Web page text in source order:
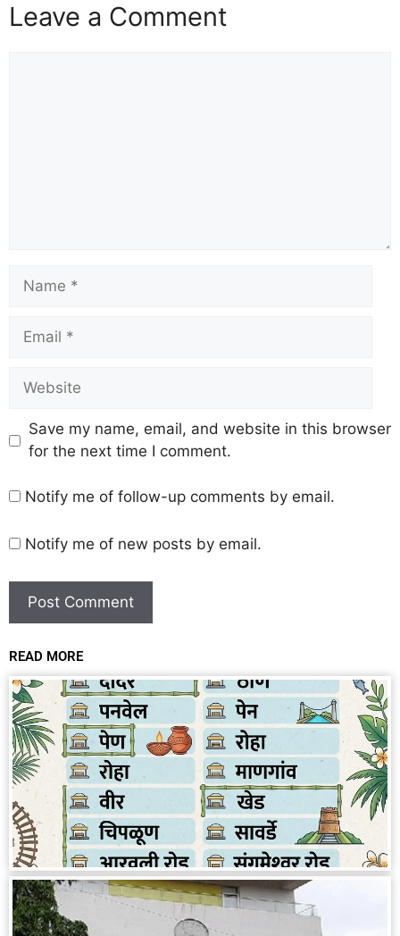
Leave a Comment
Save my name, email, and website in this browser
for the next time I comment.
Notify me of follow-up comments by email.
Notify me of new posts by email.
READ MORE